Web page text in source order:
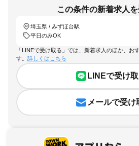
この条件の新着求人
埼玉県 / みずほ台駅
平日のみOK
「LINEで受け取る」では、新着求人のほか、お
す。 詳しくはこちら
LINEで受け
メールで受け